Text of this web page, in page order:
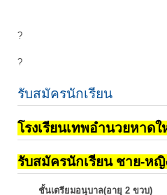
?
?
รับสมัครนักเรียน
โรงเรียนเทพอำนวยหาด
รับสมัครนักเรียน ชาย-หญิ
ชั้นเตรียมอนุบาล(อายุ 2 ขวบ)